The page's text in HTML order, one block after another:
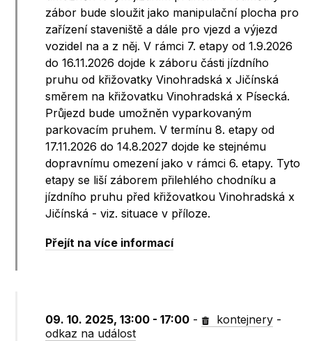
zábor bude sloužit jako manipulační plocha pro
zařízení staveniště a dále pro vjezd a výjezd
vozidel na a z něj. V rámci 7. etapy od 1.9.2026
do 16.11.2026 dojde k záboru části jízdního
pruhu od křižovatky Vinohradská x Jičínská
směrem na křižovatku Vinohradská x Písecká.
Průjezd bude umožněn vyparkovaným
parkovacím pruhem. V termínu 8. etapy od
17.11.2026 do 14.8.2027 dojde ke stejnému
dopravnímu omezení jako v rámci 6. etapy. Tyto
etapy se liší záborem přilehlého chodníku a
jízdního pruhu před křižovatkou Vinohradská x
Jičínská - viz. situace v příloze.
Přejít na více informací
09. 10. 2025, 13:00 - 17:00 - kontejnery -
odkaz na událost